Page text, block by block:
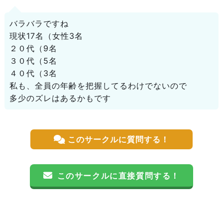
バラバラですね
現状17名（女性3名
２０代（9名
３０代（5名
４０代（3名
私も、全員の年齢を把握してるわけでないので
多少のズレはあるかもです
このサークルに質問する！
このサークルに直接質問する！